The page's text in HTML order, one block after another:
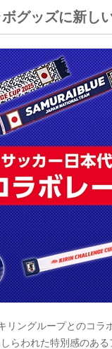
グッズに新し
ングループとのコラ
らわれた特別感のあ